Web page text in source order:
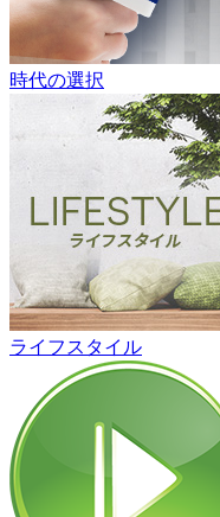
時代の選択
ライフスタイル